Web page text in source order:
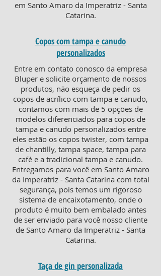
em Santo Amaro da Imperatriz - Santa
Catarina.
Copos com tampa e canudo
personalizados
Entre em contato conosco da empresa
Bluper e solicite orçamento de nossos
produtos, não esqueça de pedir os
copos de acrílico com tampa e canudo,
contamos com mais de 5 opções de
modelos diferenciados para copos de
tampa e canudo personalizados entre
eles estão os copos twister, com tampa
de chantilly, tampa space, tampa para
café e a tradicional tampa e canudo.
Entregamos para você em Santo Amaro
da Imperatriz - Santa Catarina com total
segurança, pois temos um rigoroso
sistema de encaixotamento, onde o
produto é muito bem embalado antes
de ser enviado para você nosso cliente
de Santo Amaro da Imperatriz - Santa
Catarina.
Taça de gin personalizada